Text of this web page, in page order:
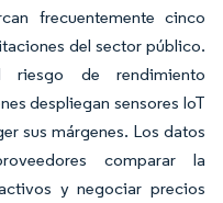
frecuentemente cinco
del sector público.
riesgo de rendimiento
despliegan sensores IoT
sus márgenes. Los datos
comparar la
y negociar precios